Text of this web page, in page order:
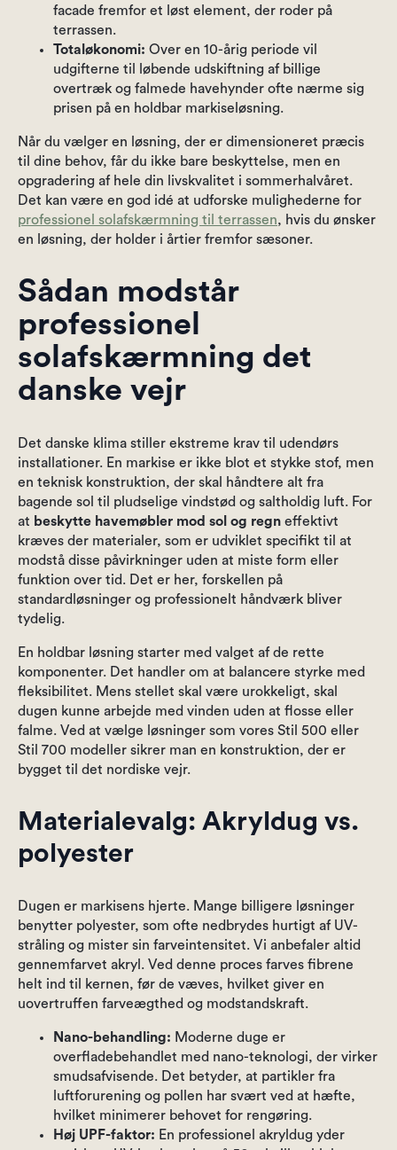
facade fremfor et løst element, der roder på
terrassen.
Totaløkonomi: Over en 10-årig periode vil
udgifterne til løbende udskiftning af billige
overtræk og falmede havehynder ofte nærme sig
prisen på en holdbar markiseløsning.
Når du vælger en løsning, der er dimensioneret præcis
til dine behov, får du ikke bare beskyttelse, men en
opgradering af hele din livskvalitet i sommerhalvåret.
Det kan være en god idé at udforske mulighederne for
professionel solafskærmning til terrassen, hvis du ønsker
en løsning, der holder i årtier fremfor sæsoner.
Sådan modstår
professionel
solafskærmning det
danske vejr
Det danske klima stiller ekstreme krav til udendørs
installationer. En markise er ikke blot et stykke stof, men
en teknisk konstruktion, der skal håndtere alt fra
bagende sol til pludselige vindstød og saltholdig luft. For
at beskytte havemøbler mod sol og regn effektivt
kræves der materialer, som er udviklet specifikt til at
modstå disse påvirkninger uden at miste form eller
funktion over tid. Det er her, forskellen på
standardløsninger og professionelt håndværk bliver
tydelig.
En holdbar løsning starter med valget af de rette
komponenter. Det handler om at balancere styrke med
fleksibilitet. Mens stellet skal være urokkeligt, skal
dugen kunne arbejde med vinden uden at flosse eller
falme. Ved at vælge løsninger som vores Stil 500 eller
Stil 700 modeller sikrer man en konstruktion, der er
bygget til det nordiske vejr.
Materialevalg: Akryldug vs.
polyester
Dugen er markisens hjerte. Mange billigere løsninger
benytter polyester, som ofte nedbrydes hurtigt af UV-
stråling og mister sin farveintensitet. Vi anbefaler altid
gennemfarvet akryl. Ved denne proces farves fibrene
helt ind til kernen, før de væves, hvilket giver en
uovertruffen farveægthed og modstandskraft.
Nano-behandling: Moderne duge er
overfladebehandlet med nano-teknologi, der virker
smudsafvisende. Det betyder, at partikler fra
luftforurening og pollen har svært ved at hæfte,
hvilket minimerer behovet for rengøring.
Høj UPF-faktor: En professionel akryldug yder